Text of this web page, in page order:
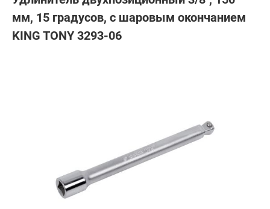
мм, 15 градусов, с шаровым окончанием
KING TONY 3293-06
Добавить в корзину